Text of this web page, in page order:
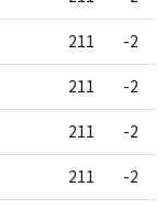
211 -2
211 -2
211 -2
211 -2